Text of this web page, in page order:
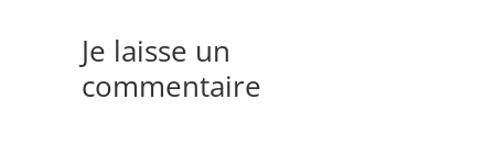
Je laisse un
commentaire